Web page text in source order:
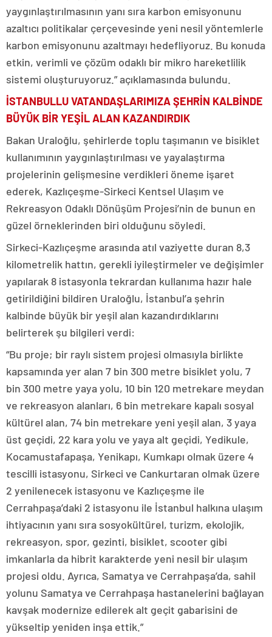
yaygınlaştırılmasının yanı sıra karbon emisyonunu
azaltıcı politikalar çerçevesinde yeni nesil yöntemlerle
karbon emisyonunu azaltmayı hedefliyoruz. Bu konuda
etkin, verimli ve çözüm odaklı bir mikro hareketlilik
sistemi oluşturuyoruz.” açıklamasında bulundu.
İSTANBULLU VATANDAŞLARIMIZA ŞEHRİN KALBİNDE
BÜYÜK BİR YEŞİL ALAN KAZANDIRDIK
Bakan Uraloğlu, şehirlerde toplu taşımanın ve bisiklet
kullanımının yaygınlaştırılması ve yayalaştırma
projelerinin gelişmesine verdikleri öneme işaret
ederek, Kazlıçeşme-Sirkeci Kentsel Ulaşım ve
Rekreasyon Odaklı Dönüşüm Projesi’nin de bunun en
güzel örneklerinden biri olduğunu söyledi.
Sirkeci-Kazlıçeşme arasında atıl vaziyette duran 8,3
kilometrelik hattın, gerekli iyileştirmeler ve değişimler
yapılarak 8 istasyonla tekrardan kullanıma hazır hale
getirildiğini bildiren Uraloğlu, İstanbul’a şehrin
kalbinde büyük bir yeşil alan kazandırdıklarını
belirterek şu bilgileri verdi:
“Bu proje; bir raylı sistem projesi olmasıyla birlikte
kapsamında yer alan 7 bin 300 metre bisiklet yolu, 7
bin 300 metre yaya yolu, 10 bin 120 metrekare meydan
ve rekreasyon alanları, 6 bin metrekare kapalı sosyal
kültürel alan, 74 bin metrekare yeni yeşil alan, 3 yaya
üst geçidi, 22 kara yolu ve yaya alt geçidi, Yedikule,
Kocamustafapaşa, Yenikapı, Kumkapı olmak üzere 4
tescilli istasyonu, Sirkeci ve Cankurtaran olmak üzere
2 yenilenecek istasyonu ve Kazlıçeşme ile
Cerrahpaşa’daki 2 istasyonu ile İstanbul halkına ulaşım
ihtiyacının yanı sıra sosyokültürel, turizm, ekolojik,
rekreasyon, spor, gezinti, bisiklet, scooter gibi
imkanlarla da hibrit karakterde yeni nesil bir ulaşım
projesi oldu. Ayrıca, Samatya ve Cerrahpaşa’da, sahil
yolunu Samatya ve Cerrahpaşa hastanelerini bağlayan
kavşak modernize edilerek alt geçit gabarisini de
yükseltip yeniden inşa ettik.”